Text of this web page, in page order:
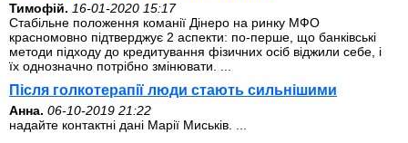
Тимофій. 16-01-2020 15:17
Стабільне положення команії Дінеро на ринку МФО
красномовно підтверджує 2 аспекти: по-перше, що банківські
методи підходу до кредитування фізичних осіб віджили себе, і
їх однозначно потрібно змінювати. ...
Після голкотерапії люди стають сильнішими
Анна. 06-10-2019 21:22
надайте контактні дані Марії Миськів. ...